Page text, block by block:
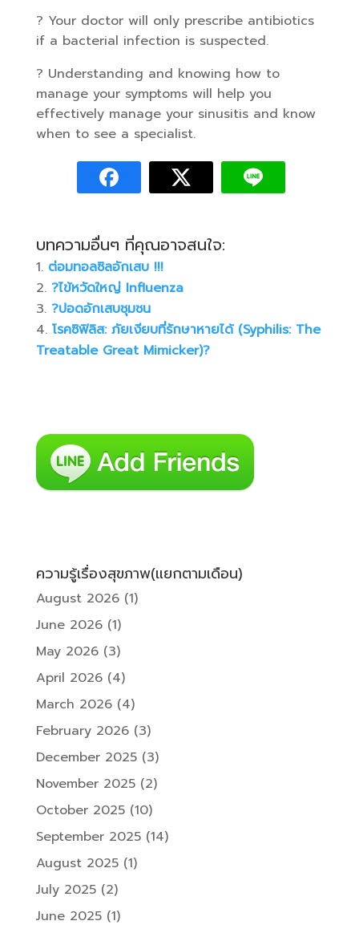
? Your doctor will only prescribe antibiotics
if a bacterial infection is suspected.
? Understanding and knowing how to
manage your symptoms will help you
effectively manage your sinusitis and know
when to see a specialist.
บทความอื่นๆ ที่คุณอาจสนใจ:
ต่อมทอลซิลอักเสบ !!!
?ไข้หวัดใหญ่ Influenza
?ปอดอักเสบชุมชน
โรคซิฟิลิส: ภัยเงียบที่รักษาหายได้ (Syphilis: The
Treatable Great Mimicker)?
ความรู้เรื่องสุขภาพ(แยกตามเดือน)
August 2026(1)
June 2026(1)
May 2026(3)
April 2026(4)
March 2026(4)
February 2026(3)
December 2025(3)
November 2025(2)
October 2025(10)
September 2025(14)
August 2025(1)
July 2025(2)
June 2025(1)